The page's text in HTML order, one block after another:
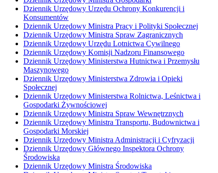
Dziennik Urzędowy Urzędu Ochrony Konkurencji i
Konsumentów
Dziennik Urzędowy Ministra Pracy i Polityki Społecznej
Dziennik Urzędowy Ministra Spraw Zagranicznych
Dziennik Urzędowy Urzędu Lotnictwa Cywilnego
Dziennik Urzędowy Komisji Nadzoru Finansowego
Dziennik Urzędowy Ministerstwa Hutnictwa i Przemysłu
Maszynowego
Dziennik Urzędowy Ministerstwa Zdrowia i Opieki
Społecznej
Dziennik Urzędowy Ministerstwa Rolnictwa, Leśnictwa i
Gospodarki Żywnościowej
Dziennik Urzędowy Ministra Spraw Wewnętrznych
Dziennik Urzędowy Ministra Transportu, Budownictwa i
Gospodarki Morskiej
Dziennik Urzędowy Ministra Administracji i Cyfryzacji
Dziennik Urzędowy Głównego Inspektora Ochrony
Środowiska
Dziennik Urzędowy Ministra Środowiska